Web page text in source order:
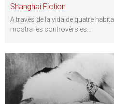
Shanghai Fiction
A través de la vida de quatre
mostra les controvèrsies